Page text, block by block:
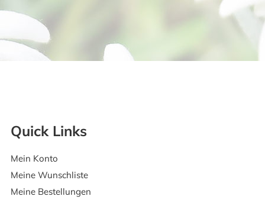
Quick Links
Mein Konto
Meine Wunschliste
Meine Bestellungen